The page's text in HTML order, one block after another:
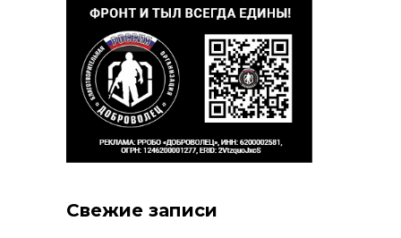
Свежие записи